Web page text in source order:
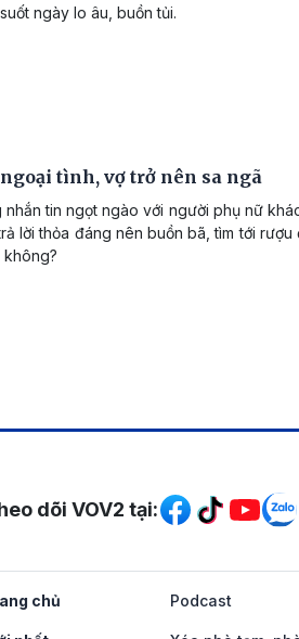
ngày lo âu, buồn tủi.
tình, vợ trở nên sa ngã
tin ngọt ngào với người phụ nữ
lời thỏa đáng nên buồn bã, tìm tới rượu
Mạng xã hội
dõi VOV2 tại:
chủ Podcast